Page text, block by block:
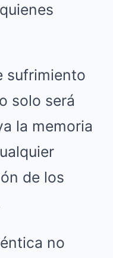
sufrimiento
solo será
la memoria
de los
no